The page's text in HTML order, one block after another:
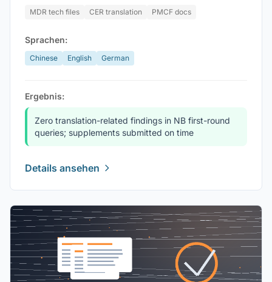
MDR tech files CER translation PMCF docs
Sprachen:
Chinese English German
Ergebnis:
Zero translation-related findings in NB first-round
queries; supplements submitted on time
Details ansehen